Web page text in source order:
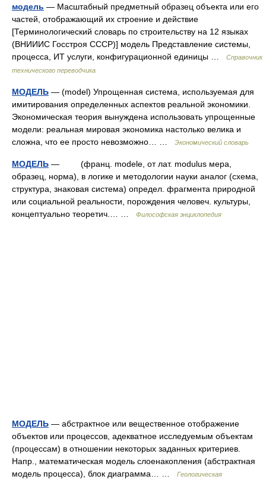
модель — Масштабный предметный образец объекта или его
частей, отображающий их строение и действие
[Терминологический словарь по строительству на 12 языках
(ВНИИИС Госстроя СССР)] модель Представление системы,
процесса, ИТ услуги, конфигурационной единицы …
Справочник
технического переводчика
МОДЕЛЬ — (model) Упрощенная система, используемая для
имитирования определенных аспектов реальной экономики.
Экономическая теория вынуждена использовать упрощенные
модели: реальная мировая экономика настолько велика и
сложна, что ее просто невозможно… …
Экономический словарь
МОДЕЛЬ — (франц. modele, от лат. modulus мера,
образец, норма), в логике и методологии науки аналог (схема,
структура, знаковая система) определ. фрагмента природной
или социальной реальности, порождения человеч. культуры,
концептуально теоретич.… …
Философская энциклопедия
МОДЕЛЬ — абстрактное или вещественное отображение
объектов или процессов, адекватное исследуемым объектам
(процессам) в отношении некоторых заданных критериев.
Напр., математическая модель слоенакопления (абстрактная
модель процесса), блок диаграмма… …
Геологическая